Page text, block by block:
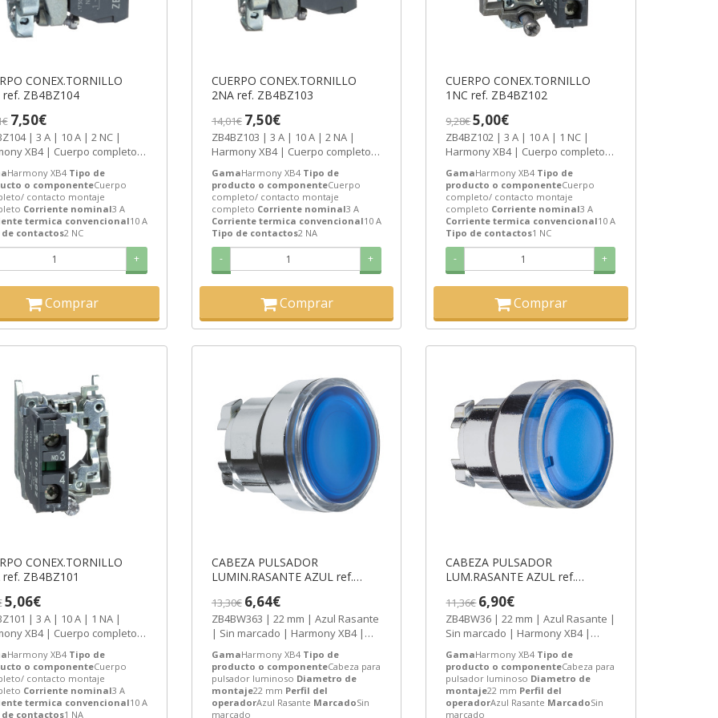
CONEX.TORNILLO
2NC ref. ZB4BZ104
7,50€
| 3 A | 10 A | 2 NC |
XB4 | Cuerpo completo/
Harmony XB4 Tipo de
o componenteCuerpo
contacto montaje
Corriente nominal3 A
termica convencional10 A
de contactos2 NC
+
Comprar
CUERPO CONEX.TORNILLO
2NA ref. ZB4BZ103
14,01€ 7,50€
ZB4BZ103 | 3 A | 10 A | 2 NA |
Harmony XB4 | Cuerpo completo/
Schneider...
GamaHarmony XB4 Tipo de
producto o componenteCuerpo
completo/ contacto montaje
completo Corriente nominal3 A
Corriente termica convencional10 A
Tipo de contactos2 NA
- +
Comprar
CUERPO CONEX.TORNILLO
1NC ref. ZB4BZ102
9,28€5,00€
ZB4BZ102 | 3 A | 10 A | 1 NC |
Harmony XB4 | Cuerpo completo/
Schneider...
GamaHarmony XB4 Tipo de
producto o componenteCuerpo
completo/ contacto montaje
completo Corriente nominal3 A
Corriente termica convencional10 A
Tipo de contactos1 NC
- +
Comprar
CONEX.TORNILLO
1NA ref. ZB4BZ101
5,06€
| 3 A | 10 A | 1 NA |
XB4 | Cuerpo completo/
Harmony XB4 Tipo de
o componenteCuerpo
contacto montaje
Corriente nominal3 A
termica convencional10 A
de contactos1 NA
CABEZA PULSADOR
LUMIN.RASANTE AZUL ref.
13,30€ 6,64€
ZB4BW363 | 22 mm | Azul Rasante
| Sin marcado | Harmony XB4 |
|...
GamaHarmony XB4 Tipo de
producto o componenteCabeza para
pulsador luminoso Diametro de
montaje22 mm Perfil del
operadorAzul Rasante MarcadoSin
marcado
CABEZA PULSADOR
LUM.RASANTE AZUL ref.
11,36€6,90€
ZB4BW36 | 22 mm | Azul Rasante |
Sin marcado | Harmony XB4 |
|...
GamaHarmony XB4 Tipo de
producto o componenteCabeza para
pulsador luminoso Diametro de
montaje22 mm Perfil del
operadorAzul Rasante MarcadoSin
marcado